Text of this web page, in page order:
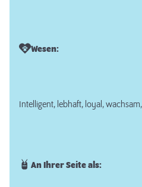
Wesen:
Intelligent, lebhaft, loyal,
An Ihrer Seite als: